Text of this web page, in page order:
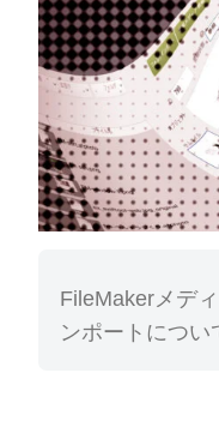
FileMakerメデ
ンポートについ